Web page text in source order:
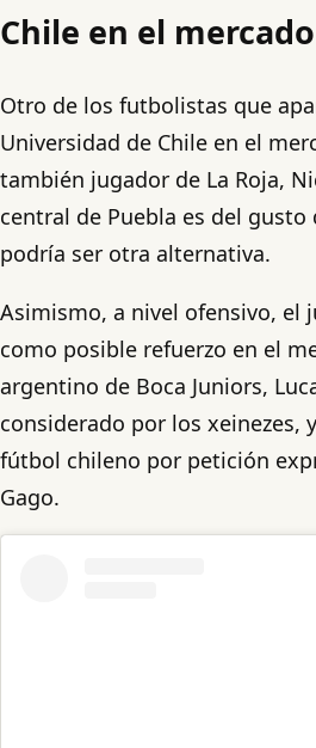
Chile en el
Otro de los futbolistas que
Universidad de Chile en el
también jugador de La Roja,
central de Puebla es del gusto
podría ser otra alternativa.
Asimismo, a nivel ofensivo, el
como posible refuerzo en el
argentino de Boca Juniors,
considerado por los xeinezes,
fútbol chileno por petición
Gago.